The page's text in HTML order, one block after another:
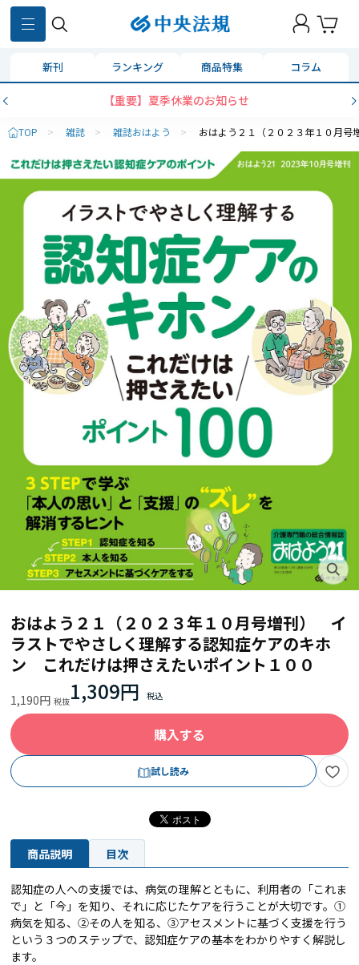
新刊 ランキング 商品特集 コラム
【重要】夏季休業のお知らせ
TOP > 雑誌 > 雑誌おはよう > おはよう２１（２０２３年１０月
おはよう２１（２０２３年１０月号増刊） イ
ラストでやさしく理解する認知症ケアのキホ
ン これだけは押さえたいポイント１００
1,190円 1,309円
購入する
試し読み
商品説明 目次
認知症の人への支援では、病気の理解とともに、利用者の「これま
で」と「今」を知り、それに応じたケアを行うことが大切です。①
病気を知る、②その人を知る、③アセスメントに基づく支援を行う
という３つのステップで、認知症ケアの基本をわかりやすく解説し
ます。